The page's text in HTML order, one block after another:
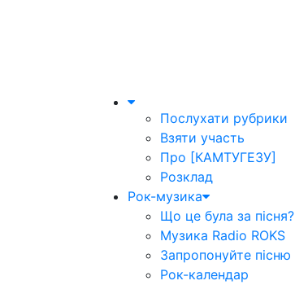
Послухати рубрики
Взяти участь
Про [КАМТУГЕЗУ]
Розклад
Рок-музика
Що це була за пісня?
Музика Radio ROKS
Запропонуйте пісню
Рок-календар